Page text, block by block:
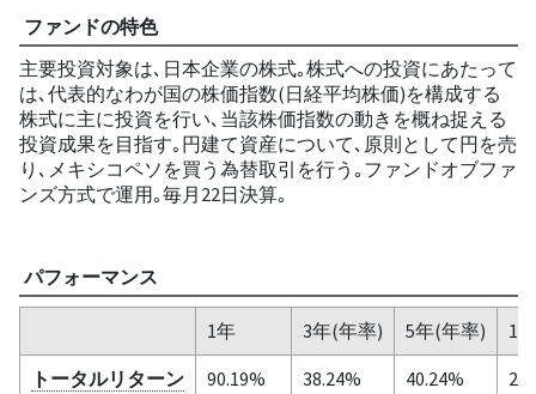
ファンドの特色
主要投資対象は､日本企業の株式｡株式への投資にあたって
は､代表的なわが国の株価指数(日経平均株価)を構成する
株式に主に投資を行い､当該株価指数の動きを概ね捉える
投資成果を目指す｡円建て資産について､原則として円を売
り､メキシコペソを買う為替取引を行う｡ファンドオブファ
ンズ方式で運用｡毎月22日決算｡
パフォーマンス
1年 3年(年率) 5年(年率)
10
トータルリターン
90.19% 38.24% 40.24%